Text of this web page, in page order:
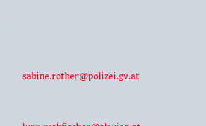
sabine.rother@polizei.gv.at